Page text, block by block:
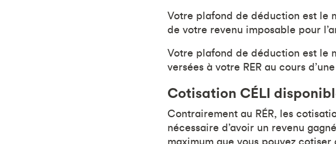
Votre plafond de déduction est le
de votre revenu imposable pour
Votre plafond de déduction est le
versées à votre RER au cours
Cotisation CÉLI
Contrairement au RÉR, les
nécessaire d’avoir un revenu